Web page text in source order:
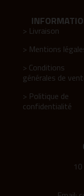
> Livraison
> Mentions
> Conditions
générales de
> Politique de
confidentialité